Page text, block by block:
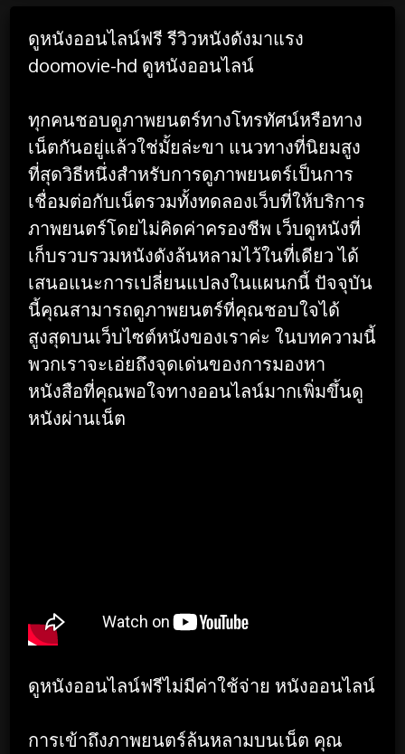
ดูหนังออนไลน์ฟรี รีวิวหนังดังมาแรง
doomovie-hd ดูหนังออนไลน์
ทุกคนชอบดูภาพยนตร์ทางโทรทัศน์หรือทาง
เน็ตกันอยู่แล้วใช่มั้ยล่ะขา แนวทางที่นิยมสูง
ที่สุดวิธีหนึ่งสำหรับการดูภาพยนตร์เป็นการ
เชื่อมต่อกับเน็ตรวมทั้งทดลองเว็บที่ให้บริการ
ภาพยนตร์โดยไม่คิดค่าครองชีพ เว็บดูหนังที่
เก็บรวบรวมหนังดังล้นหลามไว้ในที่เดียว ได้
เสนอแนะการเปลี่ยนแปลงในแผนกนี้ ปัจจุบัน
นี้คุณสามารถดูภาพยนตร์ที่คุณชอบใจได้
สูงสุดบนเว็บไซต์หนังของเราค่ะ ในบทความนี้
พวกเราจะเอ่ยถึงจุดเด่นของการมองหา
หนังสือที่คุณพอใจทางออนไลน์มากเพิ่มขึ้นดู
หนังผ่านเน็ต
ดูหนังออนไลน์ฟรีไม่มีค่าใช้จ่าย หนังออนไลน์
การเข้าถึงภาพยนตร์ล้นหลามบนเน็ต คุณ